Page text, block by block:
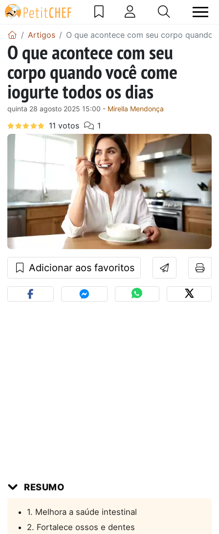
Artigos O que acontece com seu corpo
O que acontece com seu
corpo quando você come
iogurte todos os dias
quinta 28 agosto 2025 15:00 - Mirella Mendonça
Adicionar aos favoritos
RESUMO
1. Melhora a saúde intestinal
2. Fortalece ossos e dentes